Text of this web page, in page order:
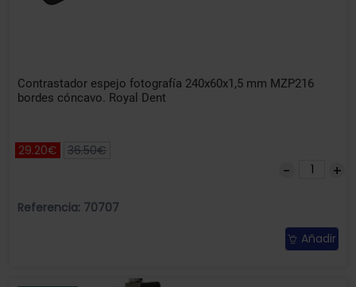
Contrastador espejo fotografía 240x60x1,5 mm MZP216
bordes cóncavo. Royal Dent
29.20€ 36.50€
Referencia: 70707
Añadir